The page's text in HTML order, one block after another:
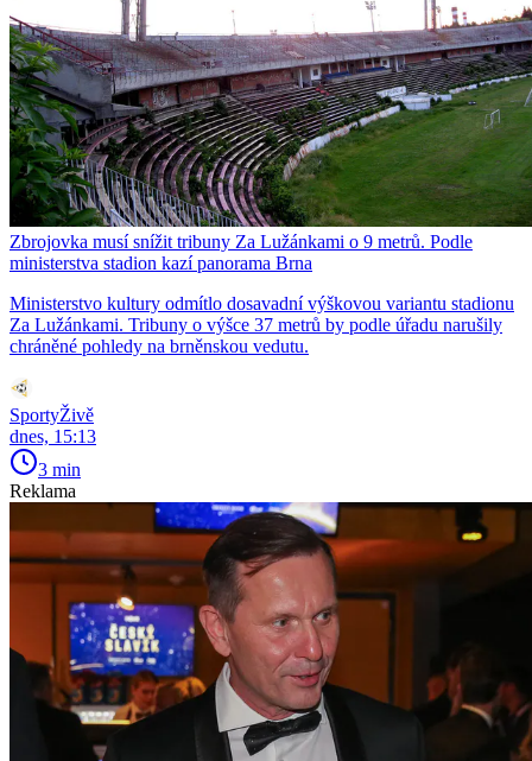
Zbrojovka musí snížit tribuny Za Lužánkami o 9 metrů. Podle
ministerstva stadion kazí panorama Brna
Ministerstvo kultury odmítlo dosavadní výškovou variantu stadionu
Za Lužánkami. Tribuny o výšce 37 metrů by podle úřadu narušily
chráněné pohledy na brněnskou vedutu.
SportyŽivě
dnes, 15:13
3 min
Reklama